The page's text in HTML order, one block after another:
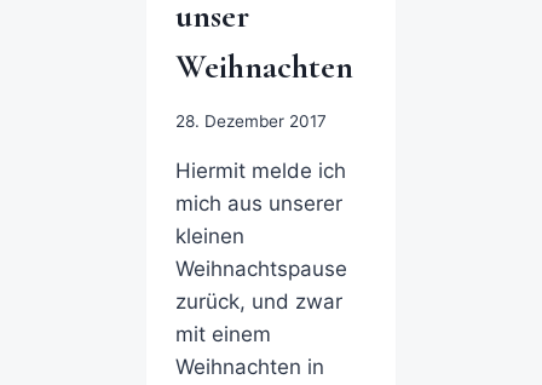
unser
Weihnachten
28. Dezember 2017
Hiermit melde ich
mich aus unserer
kleinen
Weihnachtspause
zurück, und zwar
mit einem
Weihnachten in